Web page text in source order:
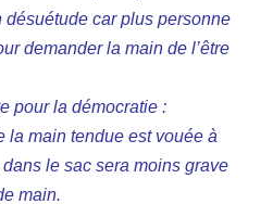
désuétude car plus personne
demander la main de l’être
pour la démocratie :
la main tendue est vouée à
le sac sera moins grave
main.